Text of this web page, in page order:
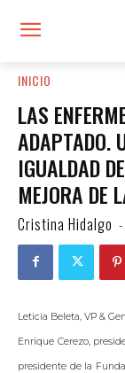
INICIO
LAS
ADAPTADO.
IGUALDAD
MEJORA DE
Cristina Hidalgo -
Leticia Beleta, VP &
Enrique Cerezo,
presidente de la